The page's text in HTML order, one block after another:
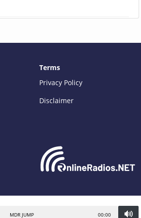
MDR JUMP 00:00
Terms
Privacy Policy
Disclaimer